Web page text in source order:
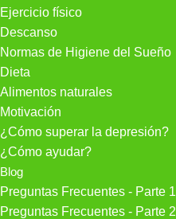
Ejercicio físico
Descanso
Normas de Higiene del Sueño
Dieta
Alimentos naturales
Motivación
¿Cómo superar la depresión?
¿Cómo ayudar?
Blog
Preguntas Frecuentes - Parte 1
Preguntas Frecuentes - Parte 2